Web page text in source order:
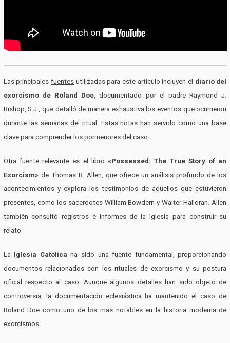
Las principalesfuentes utilizadas para este artículo incluyen el diario del
exorcismo de Roland Doe, documentado por el padre Raymond J.
Bishop, S.J., que detalló de manera exhaustiva los eventos que ocurrieron
durante las semanas del ritual. Estas notas han servido como una base
clave para comprender los pormenores del caso.
Otra fuente relevante es el libro«Possessed: The True Story of an
Exorcism» de Thomas B. Allen, que ofrece un análisis profundo de los
acontecimientos y explora los testimonios de aquellos que estuvieron
presentes, como los sacerdotes William Bowdern y Walter Halloran. Allen
también consultó registros e informes de la Iglesia para construir su
relato.
La Iglesia Católica ha sido una fuente fundamental, proporcionando
documentos relacionados con los rituales de exorcismo y su postura
oficial respecto al caso. Aunque algunos detalles han sido objeto de
controversia, la documentación eclesiástica ha mantenido el caso de
Roland Doe como uno de los más notables en la historia moderna de
exorcismos.